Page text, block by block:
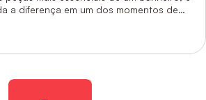
a diferença em um dos momentos de
são os melhores modelos de